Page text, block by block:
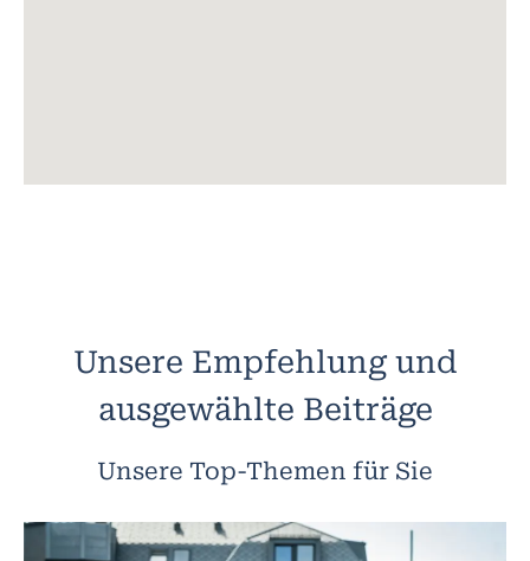
Unsere Empfehlung und
ausgewählte Beiträge
Unsere Top-Themen für Sie